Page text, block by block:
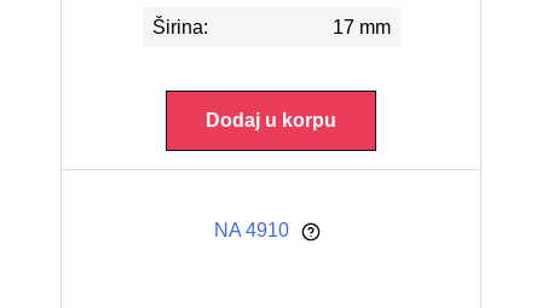
Širina:
17 mm
Dodaj u korpu
NA 4910